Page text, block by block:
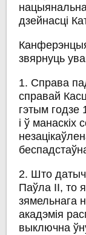
дзейнасці
звярнуць
1. Справа
справай
гэтым годзе
і ў манаскіх
2. Што
Паўла ІІ, то
зямельнага
акадэмія
выключна